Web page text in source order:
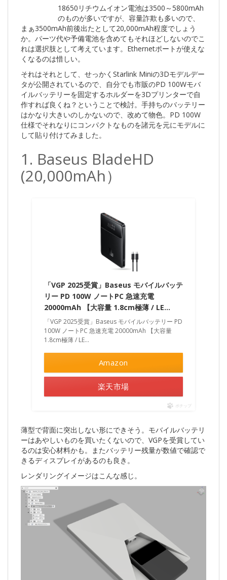
18650リチウムイオン電池は3500～5800mAh
のものが多いですが、容量詐欺も多いので、
まぁ3500mAh前後出たとして20,000mAh程度でしょう
か。パーツ代や予備電池を含めてもそれほどしないのでこ
れは選択肢として考えています。Ethernetポートが使えな
くなるのは惜しい。
それはそれとして、せっかくStarlink Miniの3Dモデルデー
タが公開されているので、自分でも市販のPD 100Wモバ
イルバッテリーを固定するホルダーを3Dプリンターで自
作すれば良くね？ということで検討。手持ちのバッテリー
はかなり大きいのしかないので、改めて物色。PD 100W
仕様でそれなりにコンパクトなものを諸元を元にモデルに
して貼り付けてみました。
1. Baseus BladeHD
(20,000mAh）
「VGP 2025受賞」Baseus モバイルバッテ
リー PD 100W ノートPC 急速充電
20000mAh 【大容量 1.8cm極薄 / LE…
「VGP 2025受賞」Baseus モバイルバッテリー PD
100W ノートPC 急速充電 20000mAh 【大容量
1.8cm極薄 / LE…
Amazon
楽天市場
ポチップ
薄型で背面に突出しない形にできそう。モバイルバッテリ
ーはあやしいものを買いたくないので、VGPを受賞してい
るのは安心材料かも。またバッテリー残量が数値で確認で
きるディスプレイがあるのも良き。
レンダリングイメージはこんな感じ。